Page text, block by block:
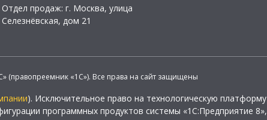
Отдел продаж: г. Москва, улица
Селезнёвская, дом 21
(правопреемник «1С»). Все права на сайт защищены
). Исключительное право на технологическую платформу
программных продуктов системы «1С:Предприятие 8»,